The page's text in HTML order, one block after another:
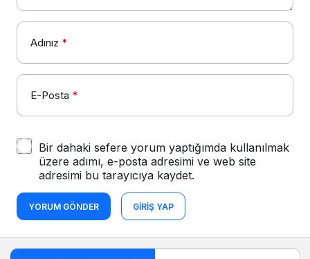
Adınız *
E-Posta *
Bir dahaki sefere yorum yaptığımda kullanılmak
üzere adımı, e-posta adresimi ve web site
adresimi bu tarayıcıya kaydet.
YORUM GÖNDER GIRIŞ YAP